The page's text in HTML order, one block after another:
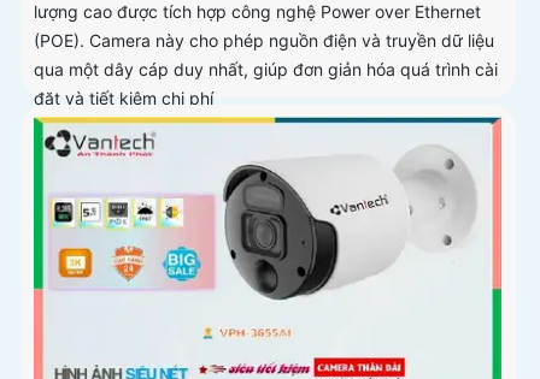
lượng cao được tích hợp công nghệ Power over Ethernet
(POE). Camera này cho phép nguồn điện và truyền dữ liệu
qua một dây cáp duy nhất, giúp đơn giản hóa quá trình cài
đặt và tiết kiệm chi phí